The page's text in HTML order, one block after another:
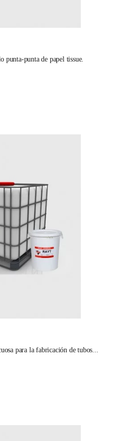
para la fabricación de tubos